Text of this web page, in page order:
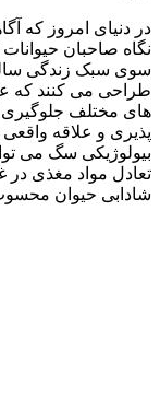
در دنیای امروز که
نگاه صاحبان
سوی سبک زندگی
طراحی می‌ کنند که
های مختلف جلوگیری
پذیری و علاقه‌ واقعی
بیولوژیکی سگ می‌
تعادل مواد مغذی
شادابی حیوان